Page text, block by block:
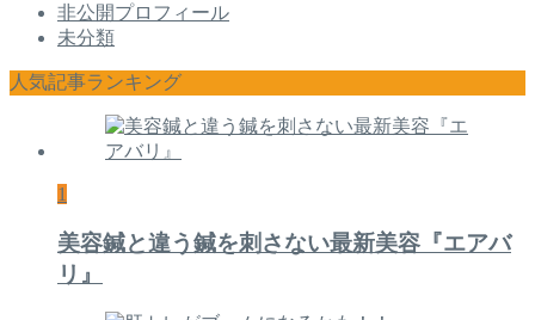
非公開プロフィール
未分類
人気記事ランキング
1
美容鍼と違う鍼を刺さない最新美容『エアバ
リ』